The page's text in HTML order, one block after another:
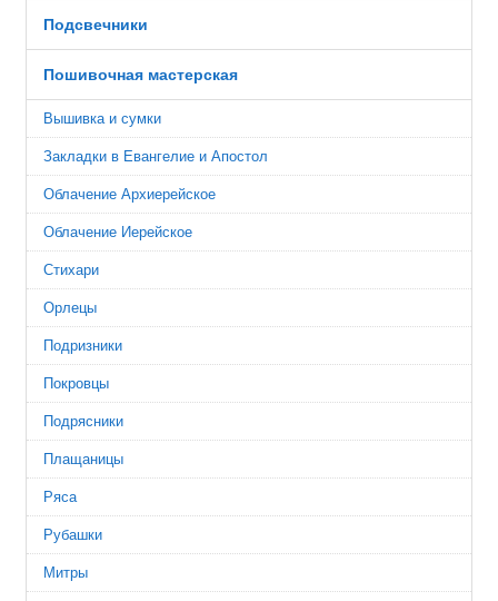
Подсвечники
Пошивочная мастерская
Вышивка и сумки
Закладки в Евангелие и Апостол
Облачение Архиерейское
Облачение Иерейское
Стихари
Орлецы
Подризники
Покровцы
Подрясники
Плащаницы
Ряса
Рубашки
Митры